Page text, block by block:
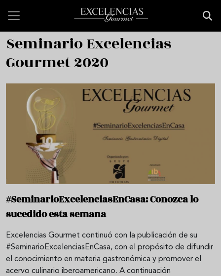
Seminario Excelencias
Gourmet 2020
#SeminarioExcelenciasEnCasa: Conozca lo
sucedido esta semana
Excelencias Gourmet continuó con la publicación de su
#SeminarioExcelenciasEnCasa, con el propósito de difundir
el conocimiento en materia gastronómica y promover el
acervo culinario iberoamericano. A continuación